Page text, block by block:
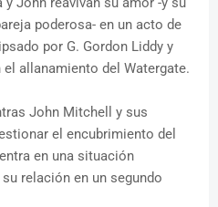
poderosa- en un acto de
por G. Gordon Liddy y
allanamiento del Watergate.
John Mitchell y sus
el encubrimiento del
en una situación
relación en un segundo